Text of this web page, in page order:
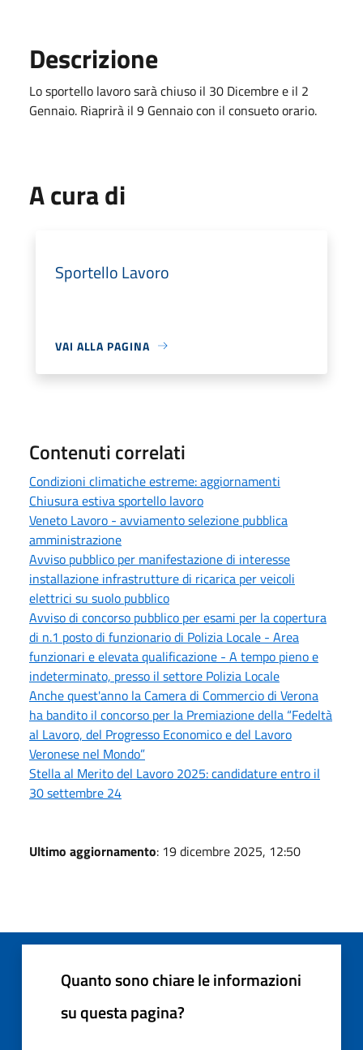
Descrizione
Lo sportello lavoro sarà chiuso il 30 Dicembre e il 2
Gennaio. Riaprirà il 9 Gennaiocon il consueto orario.
A cura di
Sportello Lavoro
VAI ALLA PAGINA
Contenuti correlati
Condizioni climatiche estreme: aggiornamenti
Chiusura estiva sportello lavoro
Veneto Lavoro - avviamento selezione pubblica
amministrazione
Avviso pubblico per manifestazione di interesse
installazione infrastrutture di ricarica per veicoli
elettrici su suolo pubblico
Avviso di concorso pubblico per esami per la copertura
di n.1 posto di funzionario di Polizia Locale - Area
funzionari e elevata qualificazione - A tempo pieno e
indeterminato, presso il settore Polizia Locale
Anche quest'anno la Camera di Commercio di Verona
ha bandito il concorso per la Premiazione della “Fedeltà
al Lavoro, del Progresso Economico e del Lavoro
Veronese nel Mondo”
Stella al Merito del Lavoro 2025: candidature entro il
30 settembre 24
Ultimo aggiornamento: 19 dicembre 2025, 12:50
Quanto sono chiare le informazioni
su questa pagina?